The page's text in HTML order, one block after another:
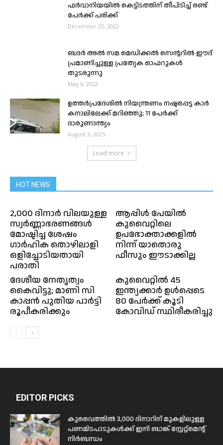
ഫർവാനിയയിൽ കെട്ടിടത്തിന് തീപിടിച്ച് രണ്ട്
പേർക്ക് പരിക്ക്
December 23, 2022
ബദർ അൽ സമ മെഡിക്കൽ സെൻ്ററിൽ ഈദ്
പ്രമാണിച്ചുള്ള പ്രത്യേക ഓഫറുകൾ
തുടരുന്നു
May 6, 2022
ഉത്തർപ്രദേശിൽ നിയന്ത്രണം നഷ്ടപ്പെട്ട കാർ
കനാലിലേക്ക് മറിഞ്ഞു; 11 പേർക്ക്
ദാരുണാന്ത്യം
August 3, 2025
Load more
HOT NEWS
2,000 ദിനാർ വിലയുള്ള
സ്വർണ്ണാഭരണങ്ങൾ
മോഷ്ടിച്ച ശേഷം
ഗാർഹിക തൊഴിലാളി
ഒളിച്ചോടിയതായി
പരാതി
ആപ്പിൾ പേയിൽ
കുവൈറ്റിലെ
ഉപഭോക്താക്കളിൽ
നിന്ന് യാതൊരു
ഫീസും ഈടാക്കില്ല
ദേശീയ നേതൃത്വം
കൈവിട്ടു; മാണി സി
കാപ്പൻ പുതിയ പാർട്ടി
രൂപീകരിക്കും
കുവൈറ്റില്‍ 45
ഇന്ത്യക്കാർ ഉള്‍പ്പെടെ
80 പേർക്ക് കൂടി
കോവിഡ് സ്ഥിരീകരിച്ചു
EDITOR PICKS
കുവൈത്തിൽ 3,000 ദിനാറിന് മുകളിലുള്ള
പണമിടപാടുകൾക്ക് ഇനി ബാങ്ക് സ്റ്റേറ്റ്മെന്റ്
നിർബന്ധം